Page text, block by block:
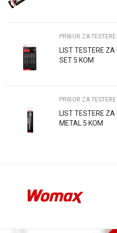
Anti-spam zaštita - izračunajte koliko
POŠALJI
PRIBOR ZA
LIST TESTERE
SET 5 KOM
PRIBOR ZA
LIST TESTERE
METAL 5 KOM